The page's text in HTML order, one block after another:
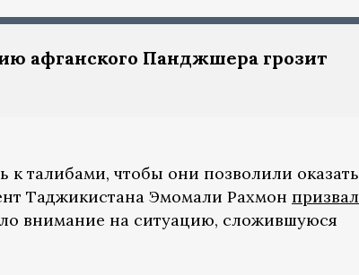
афганского Панджшера грозит
талибами, чтобы они позволили оказать
Таджикистана Эмомали Рахмон призвал
внимание на ситуацию, сложившуюся